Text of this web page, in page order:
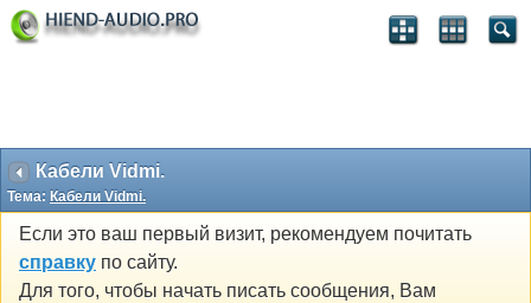
Кабели Vidmi.
Тема: Кабели Vidmi.
Если это ваш первый визит, рекомендуем почитать
справку по сайту.
Для того, чтобы начать писать сообщения, Вам